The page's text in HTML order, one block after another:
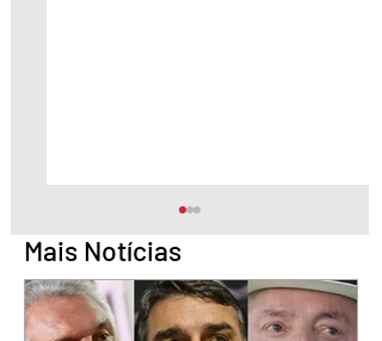
Mais Notícias